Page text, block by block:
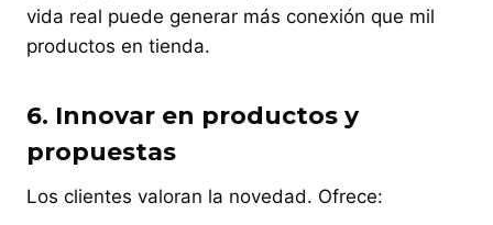
vida real puede generar más conexión que mil
productos en tienda.
6. Innovar en productos y
propuestas
Los clientes valoran la novedad. Ofrece: